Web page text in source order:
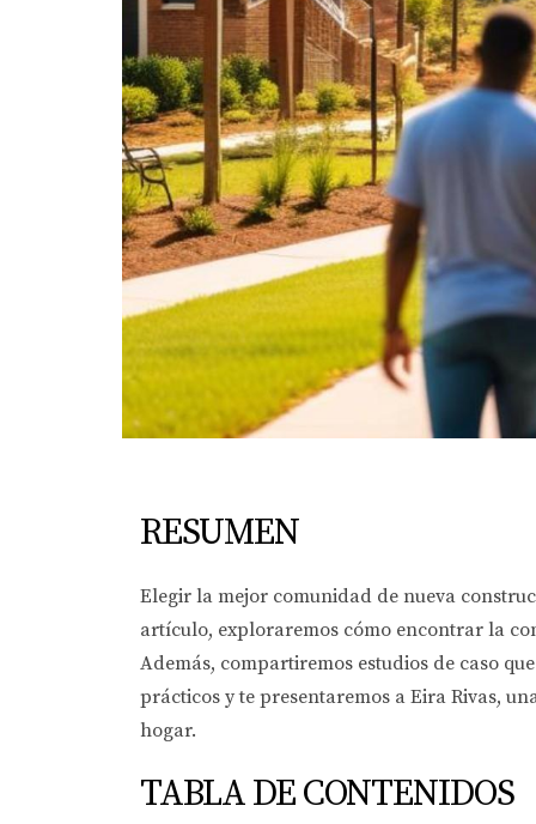
RESUMEN
Elegir la mejor comunidad de nueva
artículo, exploraremos cómo encontrar la
Además, compartiremos estudios de caso
prácticos y te presentaremos a Eira Rivas,
hogar.
TABLA DE CONTENIDOS